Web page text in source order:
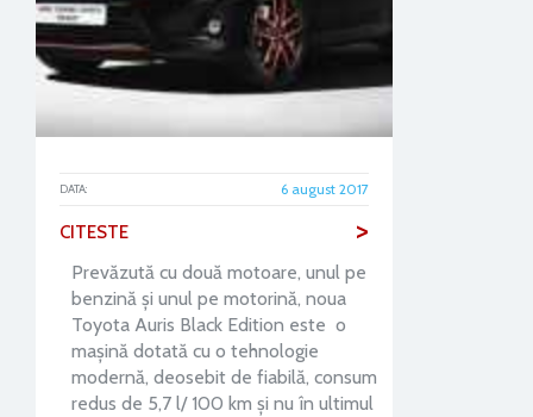
DATA: 6 august 2017
CITESTE >
Prevăzută cu două motoare, unul pe
benzină și unul pe motorină, noua
Toyota Auris Black Edition este o
mașină dotată cu o tehnologie
modernă, deosebit de fiabilă, consum
redus de 5,7 l/ 100 km și nu în ultimul